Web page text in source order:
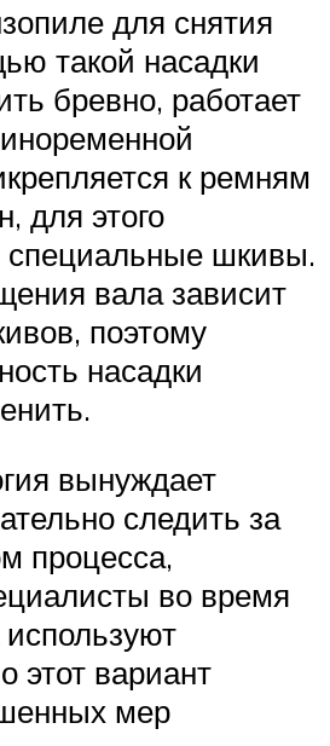
для снятия
такой насадки
бревно, работает
к ремням
для этого
специальные шкивы.
вала зависит
поэтому
насадки
вынуждает
следить за
процесса,
во время
используют
этот вариант
мер